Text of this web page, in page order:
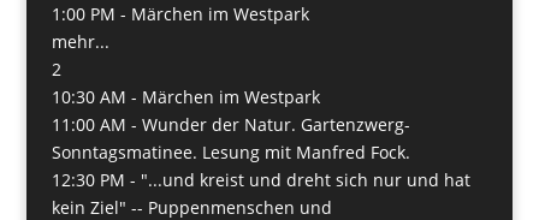
1:00 PM - Märchen im Westpark
mehr...
2
10:30 AM - Märchen im Westpark
11:00 AM - Wunder der Natur. Gartenzwerg-
Sonntagsmatinee. Lesung mit Manfred Fock.
12:30 PM - "...und kreist und dreht sich nur und hat
kein Ziel" -- Puppenmenschen und